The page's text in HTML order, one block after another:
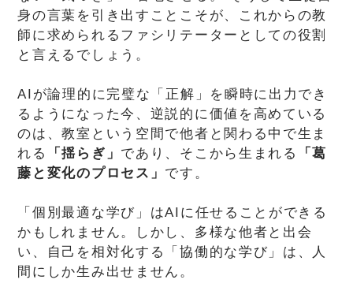
身の言葉を引き出すことこそが、これからの教
師に求められるファシリテーターとしての役割
と言えるでしょう。
AIが論理的に完璧な「正解」を瞬時に出力でき
るようになった今、逆説的に価値を高めている
のは、教室という空間で他者と関わる中で生ま
れる
「揺らぎ」 であり、そこから生まれる
「葛
藤と変化のプロセス」 です。
「個別最適な学び」はAIに任せることができる
かもしれません。しかし、多様な他者と出会
い、自己を相対化する「協働的な学び」は、人
間にしか生み出せません。